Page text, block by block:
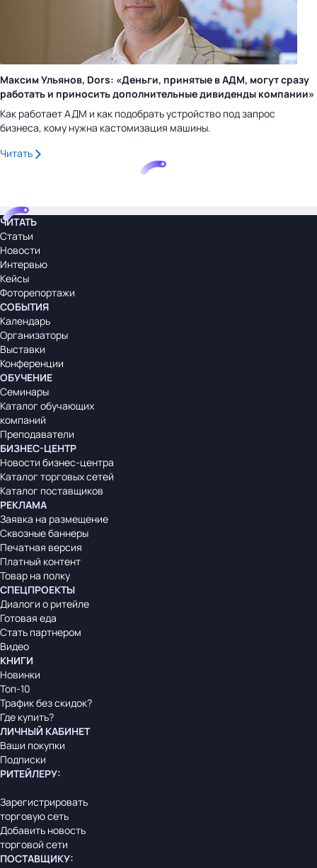
Максим Ульянов, Dors: «Деньги, принятые в АДМ, могут сразу
работать и приносить дополнительные дивиденды компании»
Как работает АДМ и как подобрать устройство под запрос
бизнеса, кому нужна кастомизация машины.
Читать
ЧИТАТЬ
Статьи
Новости
Интервью
Кейсы
Фоторепортажи
СОБЫТИЯ
Календарь
Организаторы
Выставки
Конференции
ОБУЧЕНИЕ
Семинары
Каталог обучающих
компаний
Преподаватели
БИЗНЕС-ЦЕНТР
Новости бизнес-центра
Каталог торговых сетей
Каталог поставщиков
РЕКЛАМА
Заявка на размещение
Сквозные баннеры
Печатная версия
Платный контент
Товар на полку
СПЕЦПРОЕКТЫ
Диалоги о ритейле
Готовая еда
Стать партнером
Видео
КНИГИ
Новинки
Топ-10
Трафик без скидок?
Где купить?
ЛИЧНЫЙ КАБИНЕТ
Ваши покупки
Подписки
РИТЕЙЛЕРУ:
Зарегистрировать
торговую сеть
Добавить новость
торговой сети
ПОСТАВЩИКУ: